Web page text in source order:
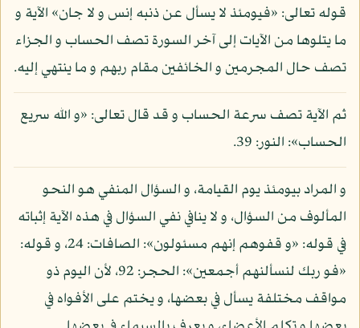
قوله تعالى: «فيومئذ لا يسأل عن ذنبه إنس و لا جان» الآية و
ما يتلوها من الآيات إلى آخر السورة تصف الحساب و الجزاء
تصف حال المجرمين و الخائفين مقام ربهم و ما ينتهي إليه.
ثم الآية تصف سرعة الحساب و قد قال تعالى: «و الله سريع
الحساب»: النور: 39.
و المراد بيومئذ يوم القيامة، و السؤال المنفي هو النحو
المألوف من السؤال، و لا ينافي نفي السؤال في هذه الآية إثباته
في قوله: «و قفوهم إنهم مسئولون»: الصافات: 24، و قوله:
«فو ربك لنسألنهم أجمعين»: الحجر: 92، لأن اليوم ذو
مواقف مختلفة يسأل في بعضها، و يختم على الأفواه في